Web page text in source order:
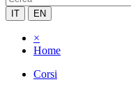
IT EN
×
Home
Corsi